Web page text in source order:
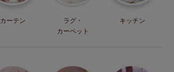
カーテン
ラグ・
カーペット
キッチン